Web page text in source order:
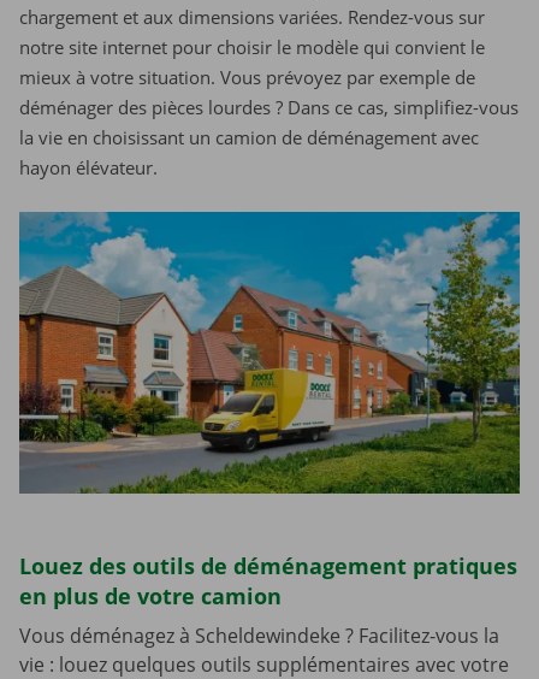
chargement et aux dimensions variées. Rendez-vous sur
notre site internet pour choisir le modèle qui convient le
mieux à votre situation. Vous prévoyez par exemple de
déménager des pièces lourdes ? Dans ce cas, simplifiez-vous
la vie en choisissant un camion de déménagement avec
hayon élévateur.
Louez des outils de déménagement pratiques
en plus de votre camion
Vous déménagez à Scheldewindeke ? Facilitez-vous la
vie : louez quelques outils supplémentaires avec votre